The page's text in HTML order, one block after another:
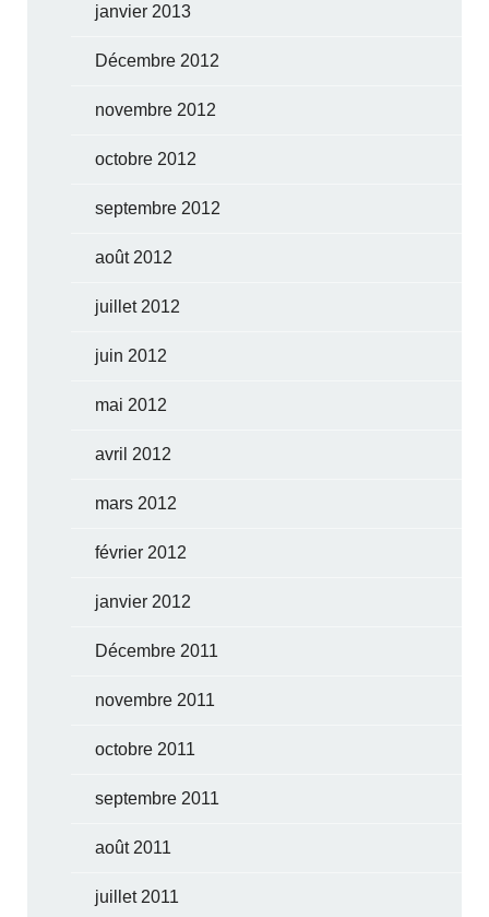
janvier 2013
Décembre 2012
novembre 2012
octobre 2012
septembre 2012
août 2012
juillet 2012
juin 2012
mai 2012
avril 2012
mars 2012
février 2012
janvier 2012
Décembre 2011
novembre 2011
octobre 2011
septembre 2011
août 2011
juillet 2011